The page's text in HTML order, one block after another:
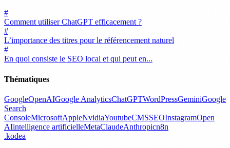
#
Comment utiliser ChatGPT efficacement ?
#
L’importance des titres pour le référencement naturel
#
En quoi consiste le SEO local et qui peut en...
Thématiques
GoogleOpenAIGoogle AnalyticsChatGPTWordPressGeminiGoogle
Search
ConsoleMicrosoftAppleNvidiaYoutubeCMSSEOInstagramOpen
AIintelligence artificielleMetaClaudeAnthropicn8n
.kodea